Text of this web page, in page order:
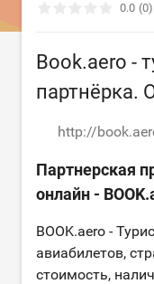
0.0 (0)
Book.aero -
партнёрка.
http://
Партнерская
oнлайн -
BOOK.aero -
авиабилетов,
стоимость,